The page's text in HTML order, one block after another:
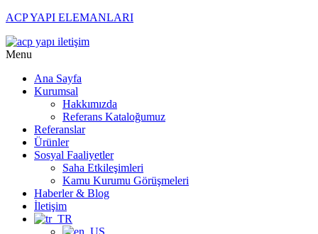
ACP YAPI ELEMANLARI
Menu
Ana Sayfa
Kurumsal
Hakkımızda
Referans Kataloğumuz
Referanslar
Ürünler
Sosyal Faaliyetler
Saha Etkileşimleri
Kamu Kurumu Görüşmeleri
Haberler & Blog
İletişim